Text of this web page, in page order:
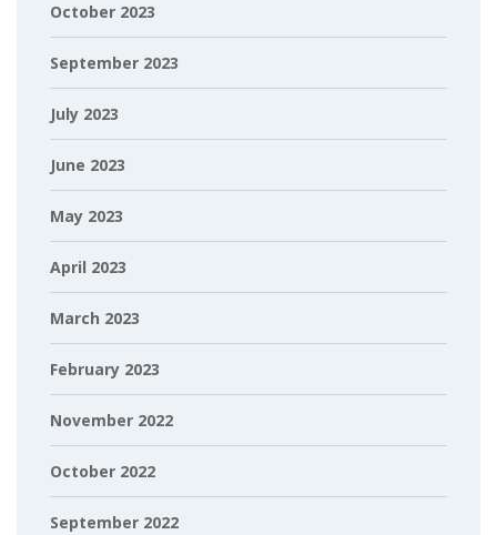
October 2023
September 2023
July 2023
June 2023
May 2023
April 2023
March 2023
February 2023
November 2022
October 2022
September 2022